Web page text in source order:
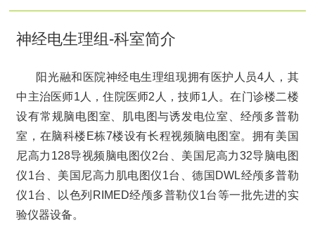
神经电生理组-科室简介
阳光融和医院神经电生理组现拥有医护人员4人，其
中主治医师1人，住院医师2人，技师1人。在门诊楼二楼
设有常规脑电图室、肌电图与诱发电位室、经颅多普勒
室，在脑科楼E栋7楼设有长程视频脑电图室。拥有美国
尼高力128导视频脑电图仪2台、美国尼高力32导脑电图
仪1台、美国尼高力肌电图仪1台、德国DWL经颅多普勒
仪1台、以色列RIMED经颅多普勒仪1台等一批先进的实
验仪器设备。